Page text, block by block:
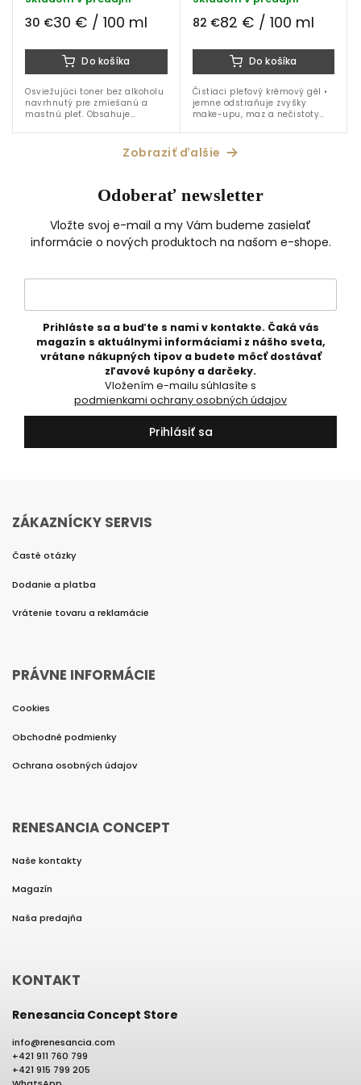
30 €30 € / 100 ml
Do košíka
Osviežujúci toner bez alkoholu
navrhnutý pre zmiešanú a
mastnú pleť. Obsahuje
levanduľu, ktoré pleť tonizujú,
čistia a upokojujú bez
82 €82 € / 100 ml
Do košíka
Čistiaci pleťový krémový gél •
jemne odstraňuje zvyšky
make-upu, maz a nečistoty
technologia TFC8® • ružová
kvetová voda • extrakt z...
Zobraziť ďalšie
Odoberať newsletter
Vložte svoj e-mail a my Vám budeme zasielať
informácie o nových produktoch na našom e-shope.
Prihláste sa a buďte s nami v kontakte. Čaká vás
magazín s aktuálnymi informáciami z nášho sveta,
vrátane nákupných tipov a budete môcť dostávať
zľavové kupóny a darčeky.
podmienkami ochrany osobných údajov
Prihlásiť sa
ZÁKAZNÍCKY SERVIS
Časté otázky
Dodanie a platba
Vrátenie tovaru a reklamácie
PRÁVNE INFORMÁCIE
Cookies
Obchodné podmienky
Ochrana osobných údajov
RENESANCIA CONCEPT
Naše kontakty
Magazín
Naša predajňa
KONTAKT
Renesancia Concept Store
info@renesancia.com
+421 911 760 799
+421 915 799 205